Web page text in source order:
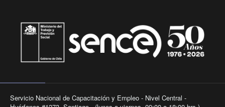
Servicio Nacional de Capacitación y Empleo - Nivel Central -